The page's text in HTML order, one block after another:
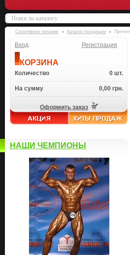
Спортивное питание Каталог продукции Прочее
Вход Регистрация
КОРЗИНА
Количество 0 шт.
На сумму 0,00 грн.
Оформить заказ
НАШИ ЧЕМПИОНЫ